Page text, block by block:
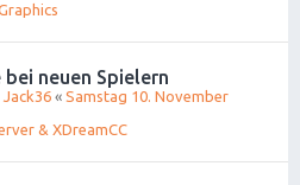
neuen Spielern
Jack36 « Samstag 10. November
& XDreamCC